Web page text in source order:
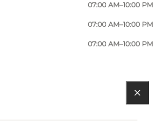
07:00 AM–10:00 PM
07:00 AM–10:00 PM
07:00 AM–10:00 PM